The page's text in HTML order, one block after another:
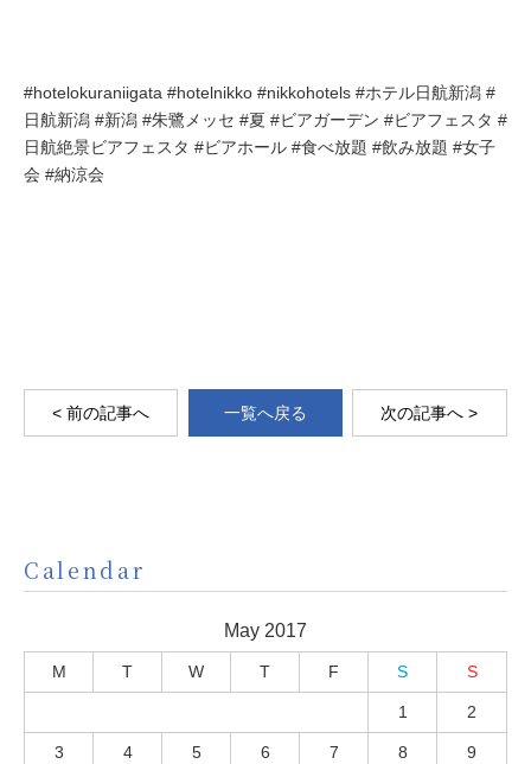
#hotelokuraniigata #hotelnikko #nikkohotels #ホテル日航新潟 #
日航新潟 #新潟 #朱鷺メッセ #夏 #ビアガーデン #ビアフェスタ #
日航絶景ビアフェスタ #ビアホール #食べ放題 #飲み放題 #女子
会 #納涼会
< 前の記事へ 一覧へ戻る 次の記事へ >
Calendar
May 2017
M T W T F S S
1 2
3 4 5 6 7 8 9